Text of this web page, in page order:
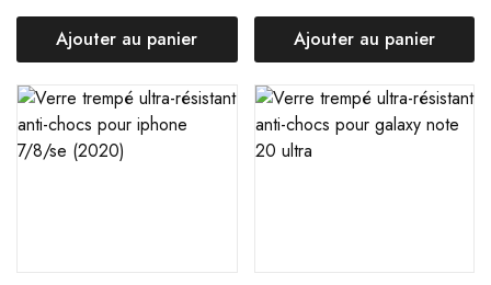
Ajouter au panier Ajouter au panier